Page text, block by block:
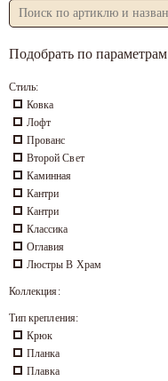
Подобрать по параметрам
Стиль:
Ковка
Лофт
Прованс
Второй Свет
Каминная
Кантри
Кантри
Классика
Оглавия
Люстры В Храм
Коллекция:
Тип крепления:
Крюк
Планка
Плавка